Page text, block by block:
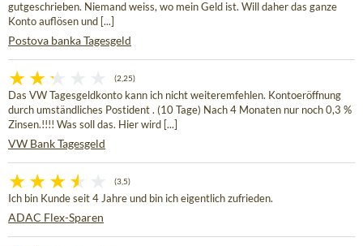
gutgeschrieben. Niemand weiss, wo mein Geld ist. Will daher das ganze
Konto auflösen und [...]
Postova banka Tagesgeld
(2,25)
Das VW Tagesgeldkonto kann ich nicht weiteremfehlen. Kontoeröffnung
durch umständliches Postident . (10 Tage) Nach 4 Monaten nur noch 0,3 %
Zinsen.!!!! Was soll das. Hier wird [...]
VW Bank Tagesgeld
(3,5)
Ich bin Kunde seit 4 Jahre und bin ich eigentlich zufrieden.
ADAC Flex-Sparen